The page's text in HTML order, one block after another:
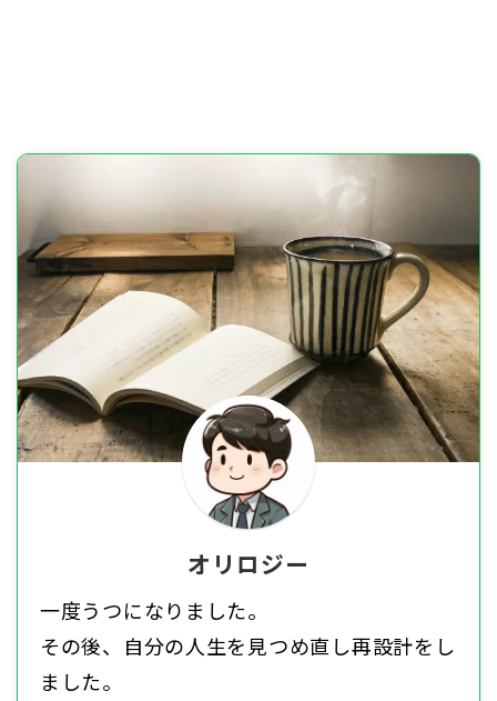
オリロジー
一度うつになりました。
その後、自分の人生を見つめ直し再設計をし
ました。